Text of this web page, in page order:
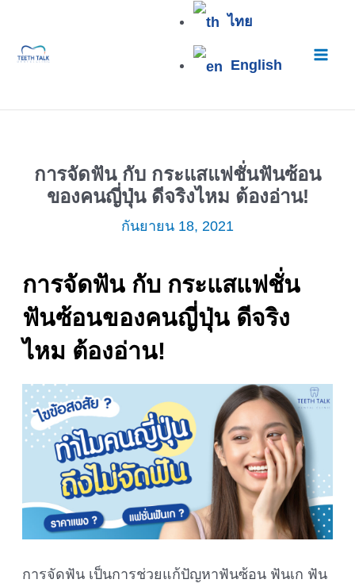
content
ไทย
English
การจัดฟัน กับ กระแสแฟชั่นฟันซ้อน
ของคนญี่ปุ่น ดีจริงไหม ต้องอ่าน!
กันยายน 18, 2021
การจัดฟัน กับ กระแสแฟชั่น
ฟันซ้อนของคนญี่ปุ่น ดีจริง
ไหม ต้องอ่าน!
การจัดฟัน เป็นการช่วยแก้ปัญหาฟันซ้อน ฟันเก ฟัน